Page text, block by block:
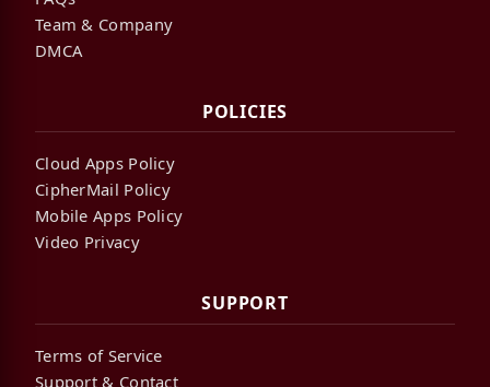
Team & Company
DMCA
POLICIES
Cloud Apps Policy
CipherMail Policy
Mobile Apps Policy
Video Privacy
SUPPORT
Terms of Service
Support & Contact